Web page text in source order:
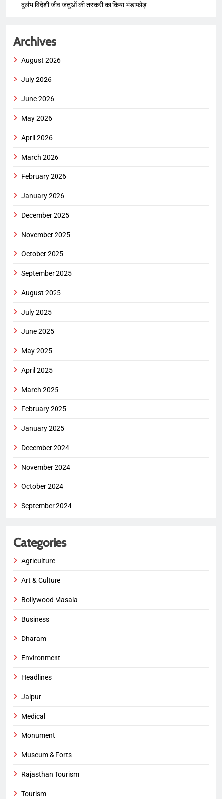
दुर्लभ विदेशी जीव जंतुओं की तस्करी का किया भंडाफोड़
Archives
August 2026
July 2026
June 2026
May 2026
April 2026
March 2026
February 2026
January 2026
December 2025
November 2025
October 2025
September 2025
August 2025
July 2025
June 2025
May 2025
April 2025
March 2025
February 2025
January 2025
December 2024
November 2024
October 2024
September 2024
Categories
Agriculture
Art & Culture
Bollywood Masala
Business
Dharam
Environment
Headlines
Jaipur
Medical
Monument
Museum & Forts
Rajasthan Tourism
Tourism